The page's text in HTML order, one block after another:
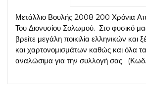
ποσότητα
Μετάλλιο Βουλής 2008 200 Χρόνια
Του Διονυσίου Σολωμού. Στο φυσικό
βρείτε μεγάλη ποικιλία ελληνικών και
και χαρτονομισμάτων καθώς και όλα
αναλώσιμα για την συλλογή σας.